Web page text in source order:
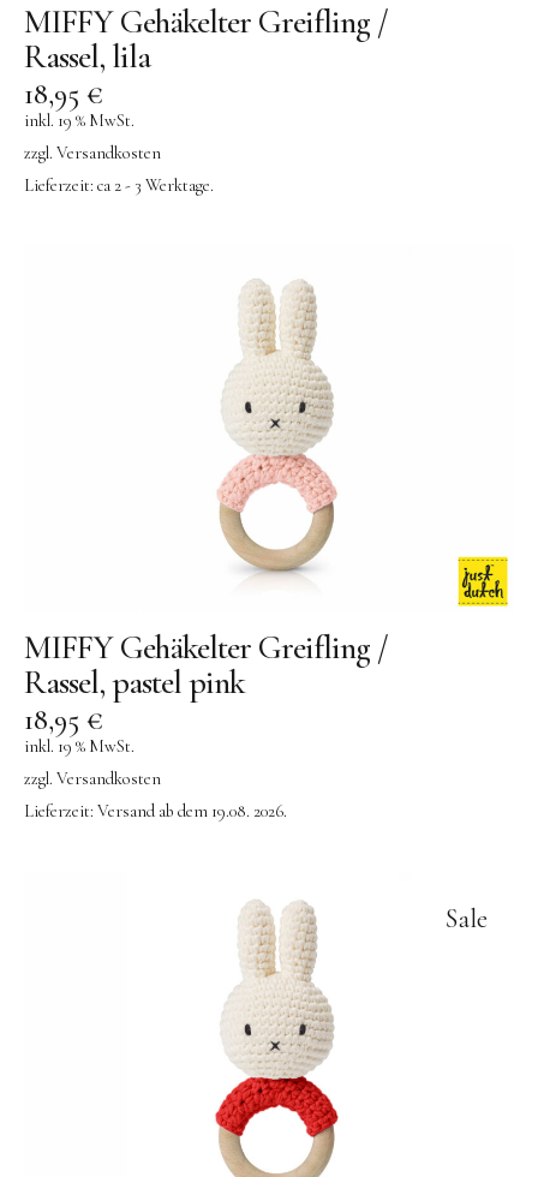
MIFFY Gehäkelter Greifling /
Rassel, lila
18,95 €
inkl. 19 % MwSt.
zzgl. Versandkosten
Lieferzeit: ca 2 - 3 Werktage.
MIFFY Gehäkelter Greifling /
Rassel, pastel pink
18,95 €
inkl. 19 % MwSt.
zzgl. Versandkosten
Lieferzeit: Versand ab dem 19.08. 2026.
Sale